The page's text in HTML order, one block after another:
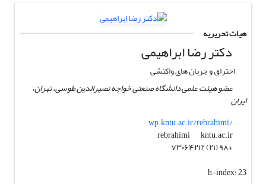
هیات تحریریه
دکتر رضا ابراهیمی
احتراق و جریان های واکنشی
عضو هیئت علمی دانشگاه صنعتی خواجه نصیرالدین طوسی، تهران،
ایران
wp.kntu.ac.ir/rebrahimi/
rebrahimi
kntu.ac.ir
+۹۸ (۲۱) ۷۳۰۶۴۲۱۲
h-index:23